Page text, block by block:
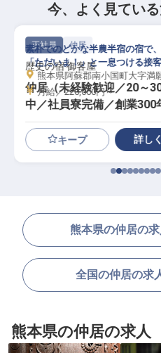
今、よく見てい
正社員 仲居
歴史の宿 御客屋
仲居（未経験歓迎／20～
中／社員寮完備／創業300
素朴でのどかな半農半宿の宿で
「ただいま！」と一息つける接
熊本県阿蘇郡南小国町大字満
月給／220,000円～
キープ 詳し
熊本県の仲居の
全国の仲居の求
熊本県の仲居の求人